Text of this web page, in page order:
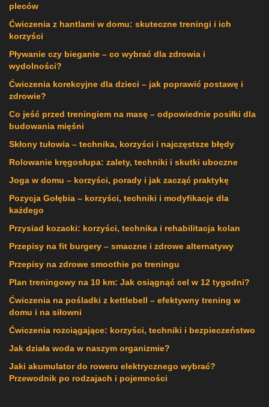
pleców
Ćwiczenia z hantlami w domu: skuteczne treningi i ich
korzyści
Pływanie czy bieganie – co wybrać dla zdrowia i
wydolności?
Ćwiczenia korekcyjne dla dzieci – jak poprawić postawę i
zdrowie?
Co jeść przed treningiem na masę – odpowiednie posiłki dla
budowania mięśni
Skłony tułowia – technika, korzyści i najczęstsze błędy
Rolowanie kręgosłupa: zalety, techniki i skutki uboczne
Joga w domu – korzyści, porady i jak zacząć praktykę
Pozycja Gołębia – korzyści, techniki i modyfikacje dla
każdego
Przysiad kozacki: korzyści, technika i rehabilitacja kolan
Przepisy na fit burgery – smaczne i zdrowe alternatywy
Przepisy na zdrowe smoothie po treningu
Plan treningowy na 10 km: Jak osiągnąć cel w 12 tygodni?
Ćwiczenia na pośladki z kettlebell – efektywny trening w
domu i na siłowni
Ćwiczenia rozciągające: korzyści, techniki i bezpieczeństwo
Jak działa woda w naszym organizmie?
Jaki akumulator do roweru elektrycznego wybrać?
Przewodnik po rodzajach i pojemności